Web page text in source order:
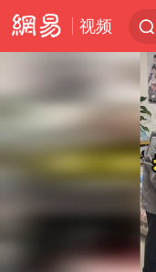
视频
00:00